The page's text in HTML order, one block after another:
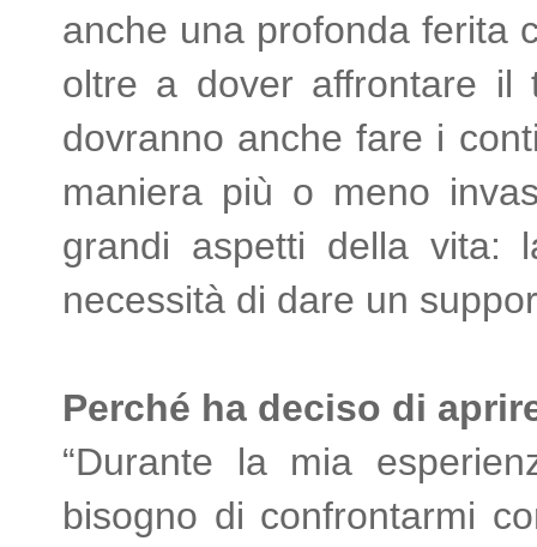
anche una profonda ferita
oltre a dover affrontare il
dovranno anche fare i
maniera più o meno
grandi aspetti della vita:
necessità di dare un
Perché ha deciso di
“Durante la mia
bisogno di confrontarmi